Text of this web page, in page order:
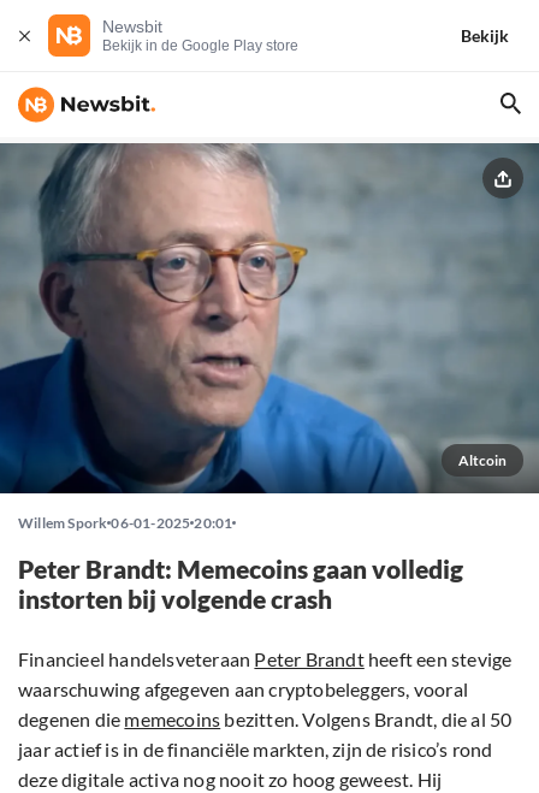
Newsbit
Bekijk in de Google Play store
Bekijk
Altcoin
Willem Spork 06-01-2025 20:01
Peter Brandt: Memecoins gaan volledig
instorten bij volgende crash
Financieel handelsveteraan Peter Brandtheeft een stevige
waarschuwing afgegeven aan cryptobeleggers, vooral
degenen die memecoins bezitten. Volgens Brandt, die al 50
jaar actief is in de financiële markten, zijn de risico’s rond
deze digitale activa nog nooit zo hoog geweest. Hij